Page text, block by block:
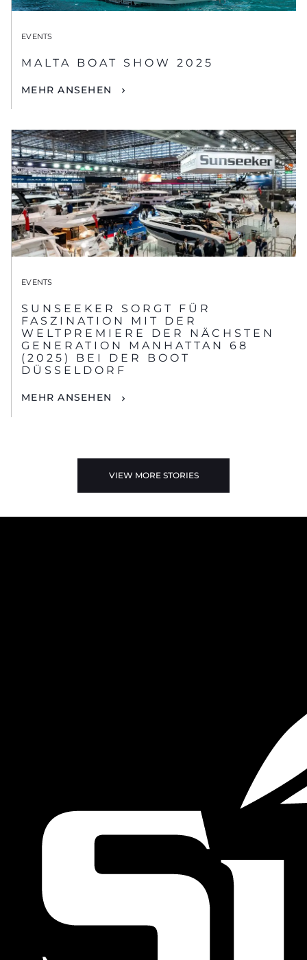
EVENTS
MALTA BOAT SHOW 2025
MEHR ANSEHEN
EVENTS
SUNSEEKER SORGT FÜR
FASZINATION MIT DER
WELTPREMIERE DER NÄCHSTEN
GENERATION MANHATTAN 68
(2025) BEI DER BOOT
DÜSSELDORF
MEHR ANSEHEN
VIEW MORE STORIES